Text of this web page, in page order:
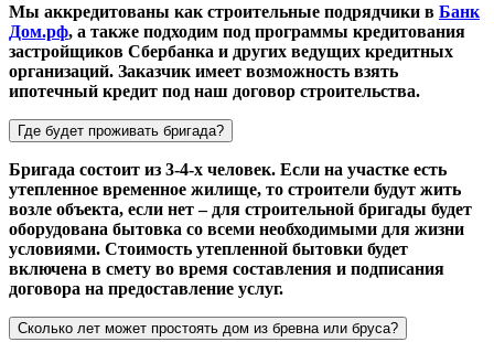
Мы аккредитованы как строительные подрядчики в Банк
Дом.рф, а также подходим под программы кредитования
застройщиков Сбербанка и других ведущих кредитных
организаций. Заказчик имеет возможность взять
ипотечный кредит под наш договор строительства.
Где будет проживать бригада?
Бригада состоит из 3-4-х человек. Если на участке есть
утепленное временное жилище, то строители будут жить
возле объекта, если нет – для строительной бригады будет
оборудована бытовка со всеми необходимыми для жизни
условиями. Стоимость утепленной бытовки будет
включена в смету во время составления и подписания
договора на предоставление услуг.
Сколько лет может простоять дом из бревна или бруса?